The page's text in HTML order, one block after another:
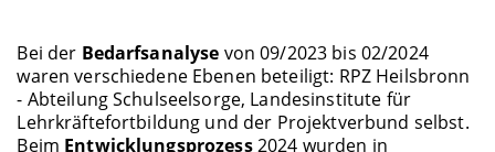
Bei der Bedarfsanalyse von 09/2023 bis 02/2024
waren verschiedene Ebenen beteiligt: RPZ Heilsbronn
- Abteilung Schulseelsorge, Landesinstitute für
Lehrkräftefortbildung und der Projektverbund selbst.
Beim Entwicklungsprozess2024 wurden in